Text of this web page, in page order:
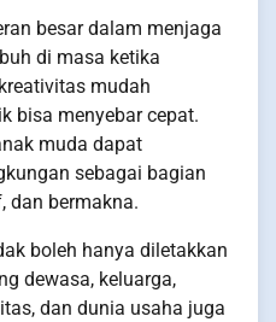
besar dalam menjaga
di masa ketika
mudah
bisa menyebar cepat.
muda dapat
sebagai bagian
dan bermakna.
boleh hanya diletakkan
dewasa, keluarga,
dan dunia usaha juga